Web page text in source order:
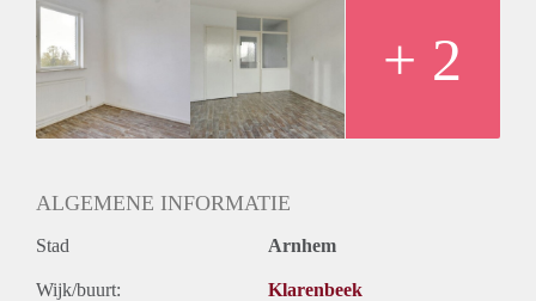
+ 2
ALGEMENE INFORMATIE
Stad Arnhem
Wijk/buurt: Klarenbeek